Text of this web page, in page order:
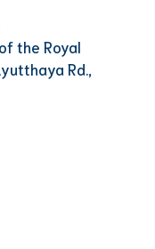
the Royal
Rd.,